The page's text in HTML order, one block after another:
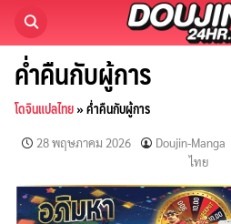
content
ค่ำคืนกับผู้การ
โดจินแปลไทย»ค่ำคืนกับผู้การ
28 พฤษภาคม 2026 Doujin-Manga
ไทย